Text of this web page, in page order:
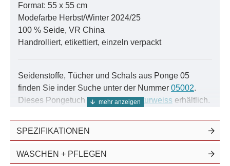
Format: 55 x 55 cm
Modefarbe Herbst/Winter 2024/25
100 % Seide, VR China
Handrolliert, etikettiert, einzeln verpackt
Seidenstoffe, Tücher und Schals aus Ponge 05
finden Sie inder Suche unter der Nummer 05002.
Dieses Pongetuch ist ebenfallsnaturweiss erhältlich.
Ponge 05 ist ein glattes, sehr glänzendes
SPEZIFIKATIONEN
WASCHEN + PFLEGEN